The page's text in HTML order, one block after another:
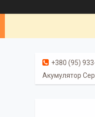
+380 (95)
Акумулятор